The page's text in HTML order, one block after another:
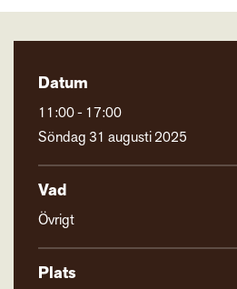
Datum
11:00 - 17:00
Söndag 31 augusti 2025
Vad
Övrigt
Plats